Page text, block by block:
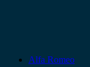
Alfa Romeo